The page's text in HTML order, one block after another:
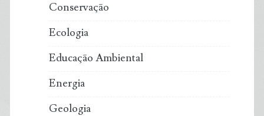
Conservação
Ecologia
Educação Ambiental
Energia
Geologia